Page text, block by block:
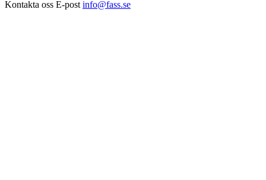
Kontakta oss E-post info@fass.se